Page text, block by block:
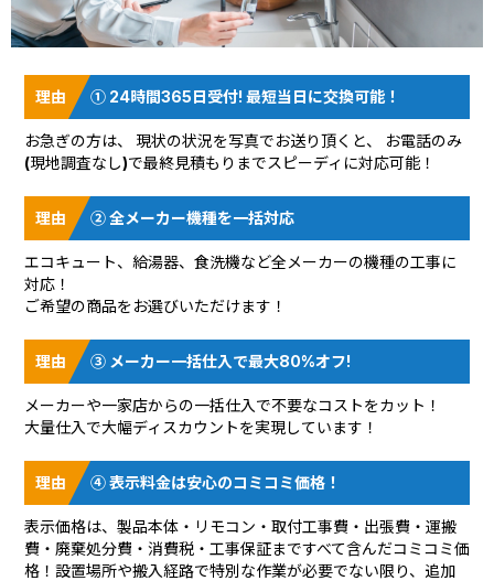
① 24時間365日受付! 最短当日に交換可能！
お急ぎの方は、 現状の状況を写真でお送り頂く と、 お電話のみ
(現地調査なし)で最終見積もりまでスピーディに対応可能！
② 全メーカー機種を一括対応
エコキュート、給湯器、食洗機など全メーカーの機種の工事に
対応！
ご希望の商品をお選びいただけます！
③ メーカー一括仕入で最大80%オフ!
メーカーや一家店からの一括仕入で不要なコストをカット！
大量仕入で大幅ディスカウントを実現しています！
④ 表示料金は安心のコミコミ価格！
表示価格は、製品本体・リモコン・取付工事費・出張費・運搬
費・廃棄処分費・消費税・工事保証まですべて含んだコミコミ価
格！設置場所や搬入経路で特別な作業が必要でない限り、追加